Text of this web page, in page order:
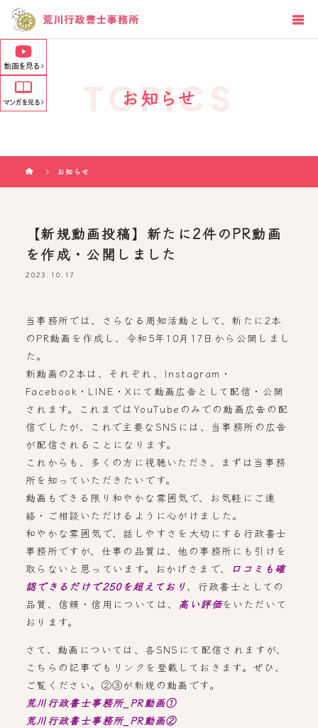
お知らせ
TOPICS
お知らせ
【新規動画投稿】新たに2件のPR動画
を作成・公開しました
2023.10.17
当事務所では、さらなる周知活動として、新たに2本
のPR動画を作成し、令和5年10月17日から公開しまし
た。
新動画の2本は、それぞれ、Instagram・
Facebook・LINE・Xにて動画広告として配信・公開
されます。これまではYouTubeのみでの動画広告の配
信でしたが、これで主要なSNSには、当事務所の広告
が配信されることになります。
これからも、多くの方に視聴いただき、まずは当事務
所を知っていただきたいです。
動画もできる限り和やかな雰囲気で、お気軽にご連
絡・ご相談いただけるように心がけました。
和やかな雰囲気で、話しやすさを大切にする行政書士
事務所ですが、仕事の品質は、他の事務所にも引けを
取らないと思っています。おかげさまで、
口コミも確
認できるだけで250を超えており、行政書士としての
品質、信頼・信用については、 高い評価をいただいて
おります。
さて、動画については、各SNSにて配信されますが、
こちらの記事でもリンクを登載しておきます。ぜひ、
ご覧ください。②③が新規の動画です。
荒川行政書士事務所_PR動画①
荒川行政書士事務所_PR動画②